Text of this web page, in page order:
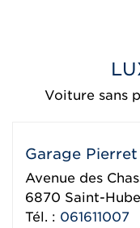
Voiture sans
Garage
Avenue des
6870 Saint-
Tél. : 061611007